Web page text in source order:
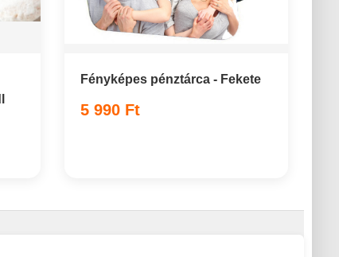
Fényképes pénztárca - Fekete
5 990 Ft